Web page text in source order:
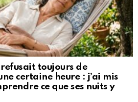
toujours de
certaine heure : j’ai mis
ce que ses nuits y